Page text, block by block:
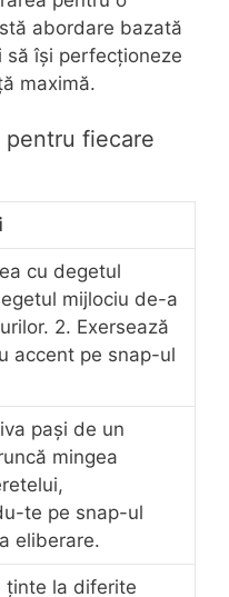
abordare bazată
își perfecționeze
maximă.
pentru fiecare
cu degetul
mijlociu de-a
2. Exersează
accent pe snap-ul
pași de un
mingea
te pe snap-ul
eliberare.
ținte la diferite